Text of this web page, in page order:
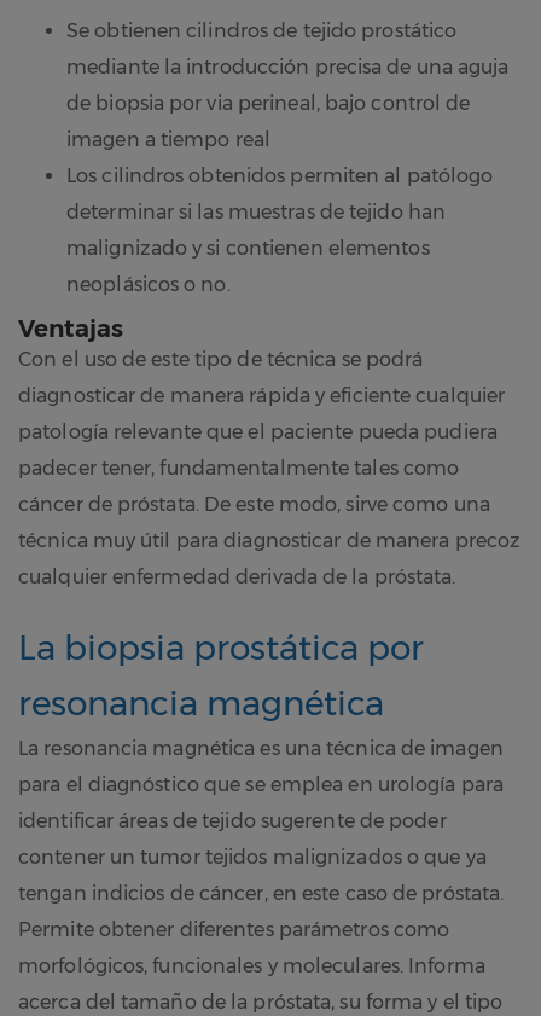
Se obtienen cilindros de tejido prostático
mediante la introducción precisa de una aguja
de biopsia por via perineal, bajo control de
imagen a tiempo real
Los cilindros obtenidos permiten al patólogo
determinar si las muestras de tejido han
malignizado y si contienen elementos
neoplásicos o no.
Ventajas
Con el uso de este tipo de técnica se podrá
diagnosticar de manera rápida y eficiente cualquier
patología relevante que el paciente pueda pudiera
padecer tener, fundamentalmente tales como
cáncer de próstata. De este modo, sirve como una
técnica muy útil para diagnosticar de manera precoz
cualquier enfermedad derivada de la próstata.
La biopsia prostática por
resonancia magnética
La resonancia magnética es una técnica de imagen
para el diagnóstico que se emplea en urología para
identificar áreas de tejido sugerente de poder
contener un tumor tejidos malignizados o que ya
tengan indicios de cáncer, en este caso de próstata.
Permite obtener diferentes parámetros como
morfológicos, funcionales y moleculares. Informa
acerca del tamaño de la próstata, su forma y el tipo